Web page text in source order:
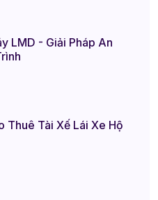
LMD - Giải Pháp An
Thuê Tài Xế Lái Xe Hộ